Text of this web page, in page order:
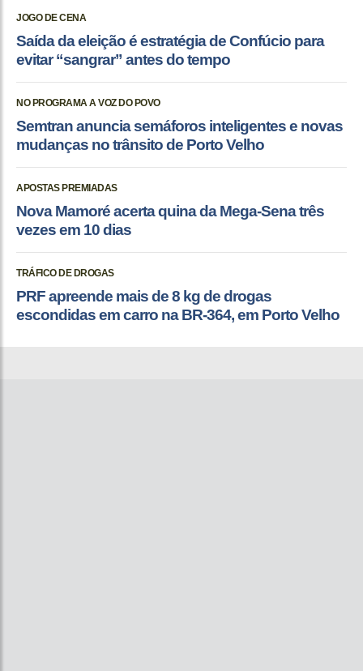
JOGO DE CENA
Saída da eleição é estratégia de Confúcio para
evitar “sangrar” antes do tempo
NO PROGRAMA A VOZ DO POVO
Semtran anuncia semáforos inteligentes e novas
mudanças no trânsito de Porto Velho
APOSTAS PREMIADAS
Nova Mamoré acerta quina da Mega-Sena três
vezes em 10 dias
TRÁFICO DE DROGAS
PRF apreende mais de 8 kg de drogas
escondidas em carro na BR-364, em Porto Velho